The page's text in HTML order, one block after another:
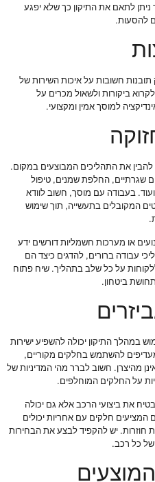
לתאם את התיקון כך שלא יפגע
להסעות.
חשובות על איכות השירות של
ביקורות ולשאול מכרים על
למוסך אמין ומקצועי.
את התהליכים המבוצעים במקום.
שגרתיים, החלפת שמנים, טיפול
בעבודה עם מוסך, חשוב לוודא
המקובלים בתעשייה, תוך שימוש
או מערכות חשמליות דורשים ידע
עבודה ברורים, להדגים כיצד הם
על כל שלב בתהליך. שיח פתוח
ביטחון.
במהלך התיקון יכולה להשפיע ישירות
להשתמש בחלקים מקוריים,
מהיצרן. חשוב לברר מהי המדיניות של
על החלקים המוחלפים.
את ביצועי הרכב אלא גם יכולה
המציעים חלקים עם אחריות יכולים
חוזרות. יש להקפיד לבצע את הבחירות
של כל רכב.